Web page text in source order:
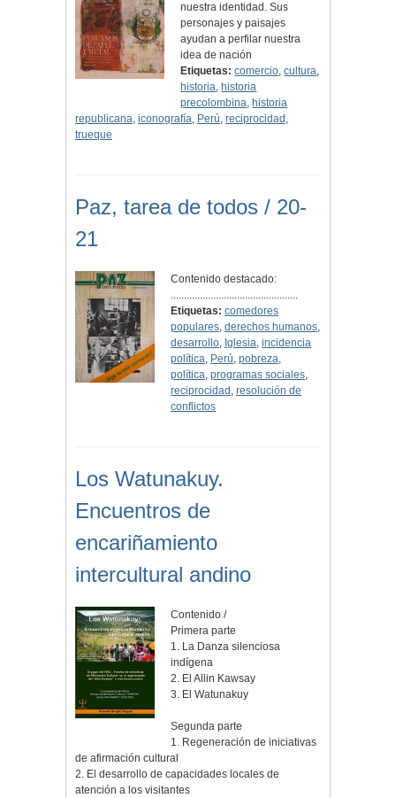
nuestra identidad. Sus
personajes y paisajes
ayudan a perfilar nuestra
idea de nación
Etiquetas: comercio,cultura,
historia, historia
precolombina, historia
republicana, iconografía, Perú, reciprocidad ,
trueque
Paz, tarea de todos / 20-
21
Contenido destacado:
................................................
Etiquetas: comedores
populares,derechos humanos,
desarrollo, Iglesia,incidencia
política, Perú,pobreza,
política,programas sociales,
reciprocidad ,resolución de
conflictos
Los Watunakuy.
Encuentros de
encariñamiento
intercultural andino
Contenido /
Primera parte
1. La Danza silenciosa
indígena
2. El Allin Kawsay
3. El Watunakuy
Segunda parte
1. Regeneración de iniciativas
de afirmación cultural
2. El desarrollo de capacidades locales de
atención a los visitantes